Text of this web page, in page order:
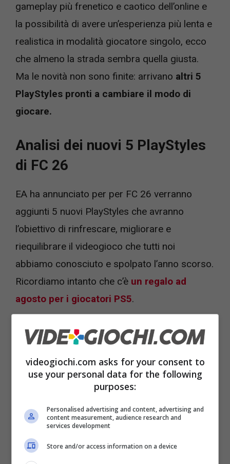
gameplay più frenetico e caotico dell’online e
la possibilità di avere un’esperienza più lenta e
realistica in modalità giocatore singolo, ecco
che almeno la strada sembra quella giusta.
Ma le novità non sono finite: arrivano altri 5
PlayStyles pronti a cambiare il modo di
giocare.
Analisi dei nuovi 5 PlayStyles
di FC 26
EA ha annunciato per per FC 26 verranno
aggiunti 5 nuovi PlayStyles che avranno
l’obiettivo di rinfrescare, migliorare e
riequilibrare il videogioco che tutti noi
abbiamo conosciuto e spolpato l’anno scorso.
Ricordiamo intanto che c’è un regalo ad
agosto per i giocatori PS5.
videogiochi.com asks for your consent to
use your personal data for the following
purposes:
Personalised advertising and content, advertising and
content measurement, audience research and
services development
Store and/or access information on a device